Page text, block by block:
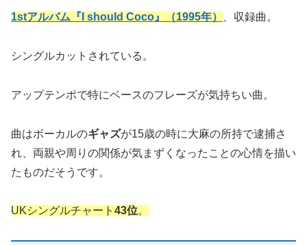
1stアルバム『I should Coco』（1995年） 、収録曲。
シングルカットされている。
アップテンポで特にベースのフレーズが気持ちい曲。
曲はボーカルのギャズが15歳の時に大麻の所持で逮捕さ
れ、両親や周りの関係が気まずくなったことの心情を描い
たものだそうです。
UKシングルチャート 43位。